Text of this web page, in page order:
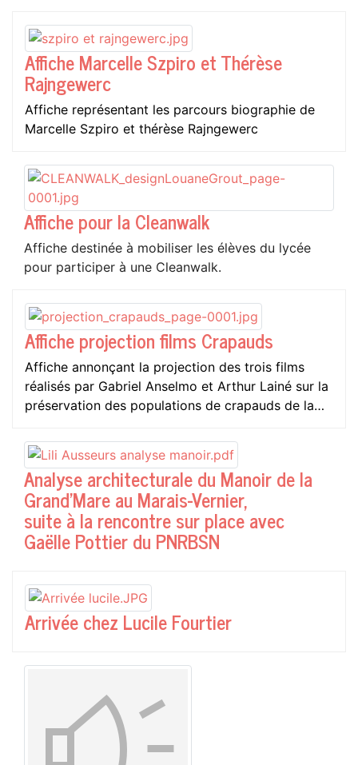
Affiche Marcelle Szpiro et Thérèse
Rajngewerc
Affiche représentant les parcours biographie de
Marcelle Szpiro et thérèse Rajngewerc
Affiche pour la Cleanwalk
Affiche destinée à mobiliser les élèves du lycée
pour participer à une Cleanwalk.
Affiche projection films Crapauds
Affiche annonçant la projection des trois films
réalisés par Gabriel Anselmo et Arthur Lainé sur la
préservation des populations de crapauds de la…
Analyse architecturale du Manoir de la
Grand’Mare au Marais-Vernier,
suite à la rencontre sur place avec
Gaëlle Pottier du PNRBSN
Arrivée chez Lucile Fourtier